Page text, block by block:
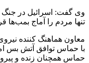
وی گفت: اسرائیل در جنگ
تنها مردم را آماج بمب‌ها
معاون هماهنگ کننده
با حماس توافق آتش بس
حماس همچنان زنده و